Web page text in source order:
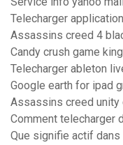
Telecharger
Assassins creed 4
Candy crush game
Telecharger ableton
Google earth for ipad
Assassins creed unity
Comment telecharger
Que signifie actif